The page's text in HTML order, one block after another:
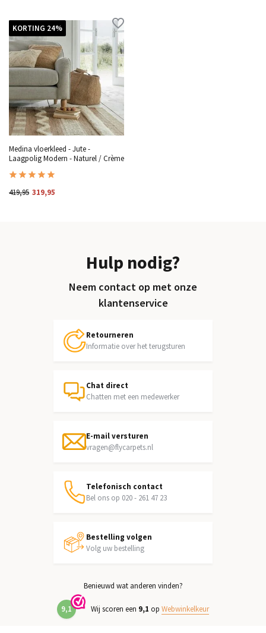
KORTING 24%
Medina vloerkleed - Jute -
Laagpolig Modern - Naturel / Crème
419,95 319,95
Hulp nodig?
Neem contact op met onze
klantenservice
Retourneren
Informatie over het terugsturen
Chat direct
Chatten met een medewerker
E-mail versturen
vragen@flycarpets.nl
Telefonisch contact
Bel ons op 020 - 261 47 23
Bestelling volgen
Volg uw bestelling
Benieuwd wat anderen vinden?
9,1 Wij scoren een 9,1 op Webwinkelkeur